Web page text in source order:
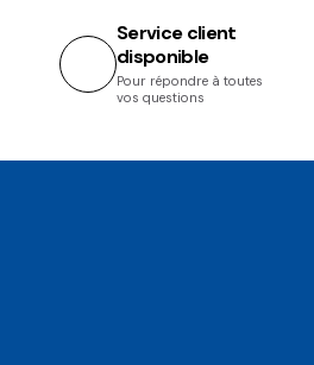
Service client
disponible
Pour répondre à toutes
vos questions